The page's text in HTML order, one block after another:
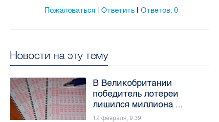
Пожаловаться |Ответить |Ответов:0
Новости на эту тему
В Великобритании
победитель лотереи
лишился миллиона ...
12 февраля, 9:39